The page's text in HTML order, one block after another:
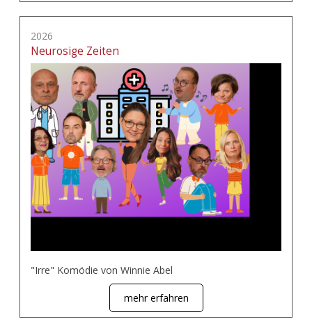
2026
Neurosige Zeiten
"Irre" Komödie von Winnie Abel
mehr erfahren